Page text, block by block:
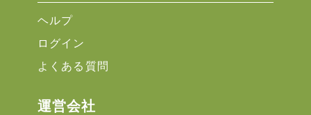
ヘルプ
ログイン
よくある質問
運営会社